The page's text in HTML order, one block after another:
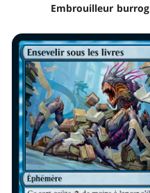
Embrouilleur burrog